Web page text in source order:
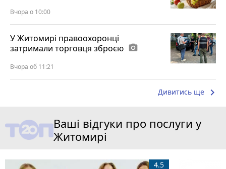
Вчора о 10:00
У Житомирі правоохоронці
затримали торговця зброєю photo_camera
Вчора об 11:21
Дивитись ще keyboard_arrow_right
Ваші відгуки про послуги у
Житомирі
4.5